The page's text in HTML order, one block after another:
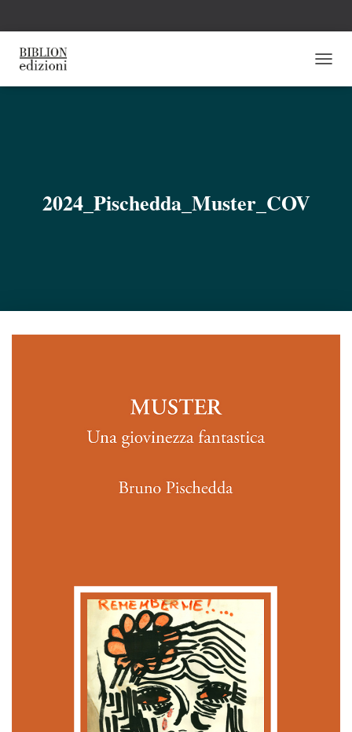
A
E
2024_Pischedda_Muster_COV